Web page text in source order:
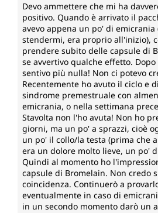
Devo ammettere che mi ha
positivo. Quando è arrivato il
avevo appena un po' di emicrania
stendermi, era proprio all'inizio),
prendere subito delle capsule di
se avvertivo qualche effetto.
sentivo più nulla! Non ci potevo
Recentemente ho avuto il ciclo e
sindrome premestruale con
emicrania, o nella settimana
Stavolta non l'ho avuta! Non ho
giorni, ma un po' a sprazzi, cioè
un po' il collo/la testa (prima che
era un dolore molto lieve, un po'
Quindi al momento ho
capsule di Bromelain. Non credo
coincidenza. Continuerò a
eventualmente in caso di
in un secondo momento darò un